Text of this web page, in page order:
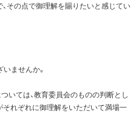
その点で御理解を賜りたいと感じてい
ませんか。
いては、教育委員会のものの判断とし
それぞれに御理解をいただいて満場一